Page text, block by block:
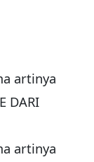
artinya
DARI
artinya